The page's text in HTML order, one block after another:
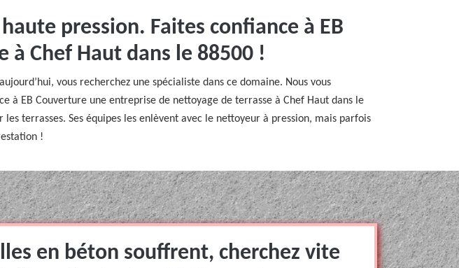
pression. Faites confiance à EB
Chef Haut dans le 88500 !
vous recherchez une spécialiste dans ce domaine. Nous vous
à EB Couverture une entreprise de nettoyage de terrasse à Chef Haut dans le
terrasses. Ses équipes les enlèvent avec le nettoyeur à pression, mais parfois
!
en béton souffrent, cherchez vite